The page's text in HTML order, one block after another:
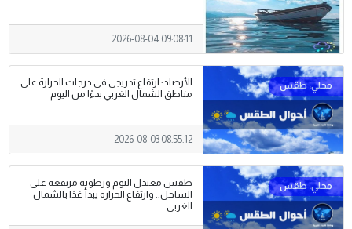
2026-08-04 09:08:11
الأرصاد: ارتفاع تدريجي في درجات الحرارة على
مناطق الشمال الغربي بدءًا من اليوم
2026-08-03 08:55:12
طقس معتدل اليوم ورطوبة مرتفعة على
الساحل.. وارتفاع الحرارة يبدأ غدًا بالشمال
الغربي